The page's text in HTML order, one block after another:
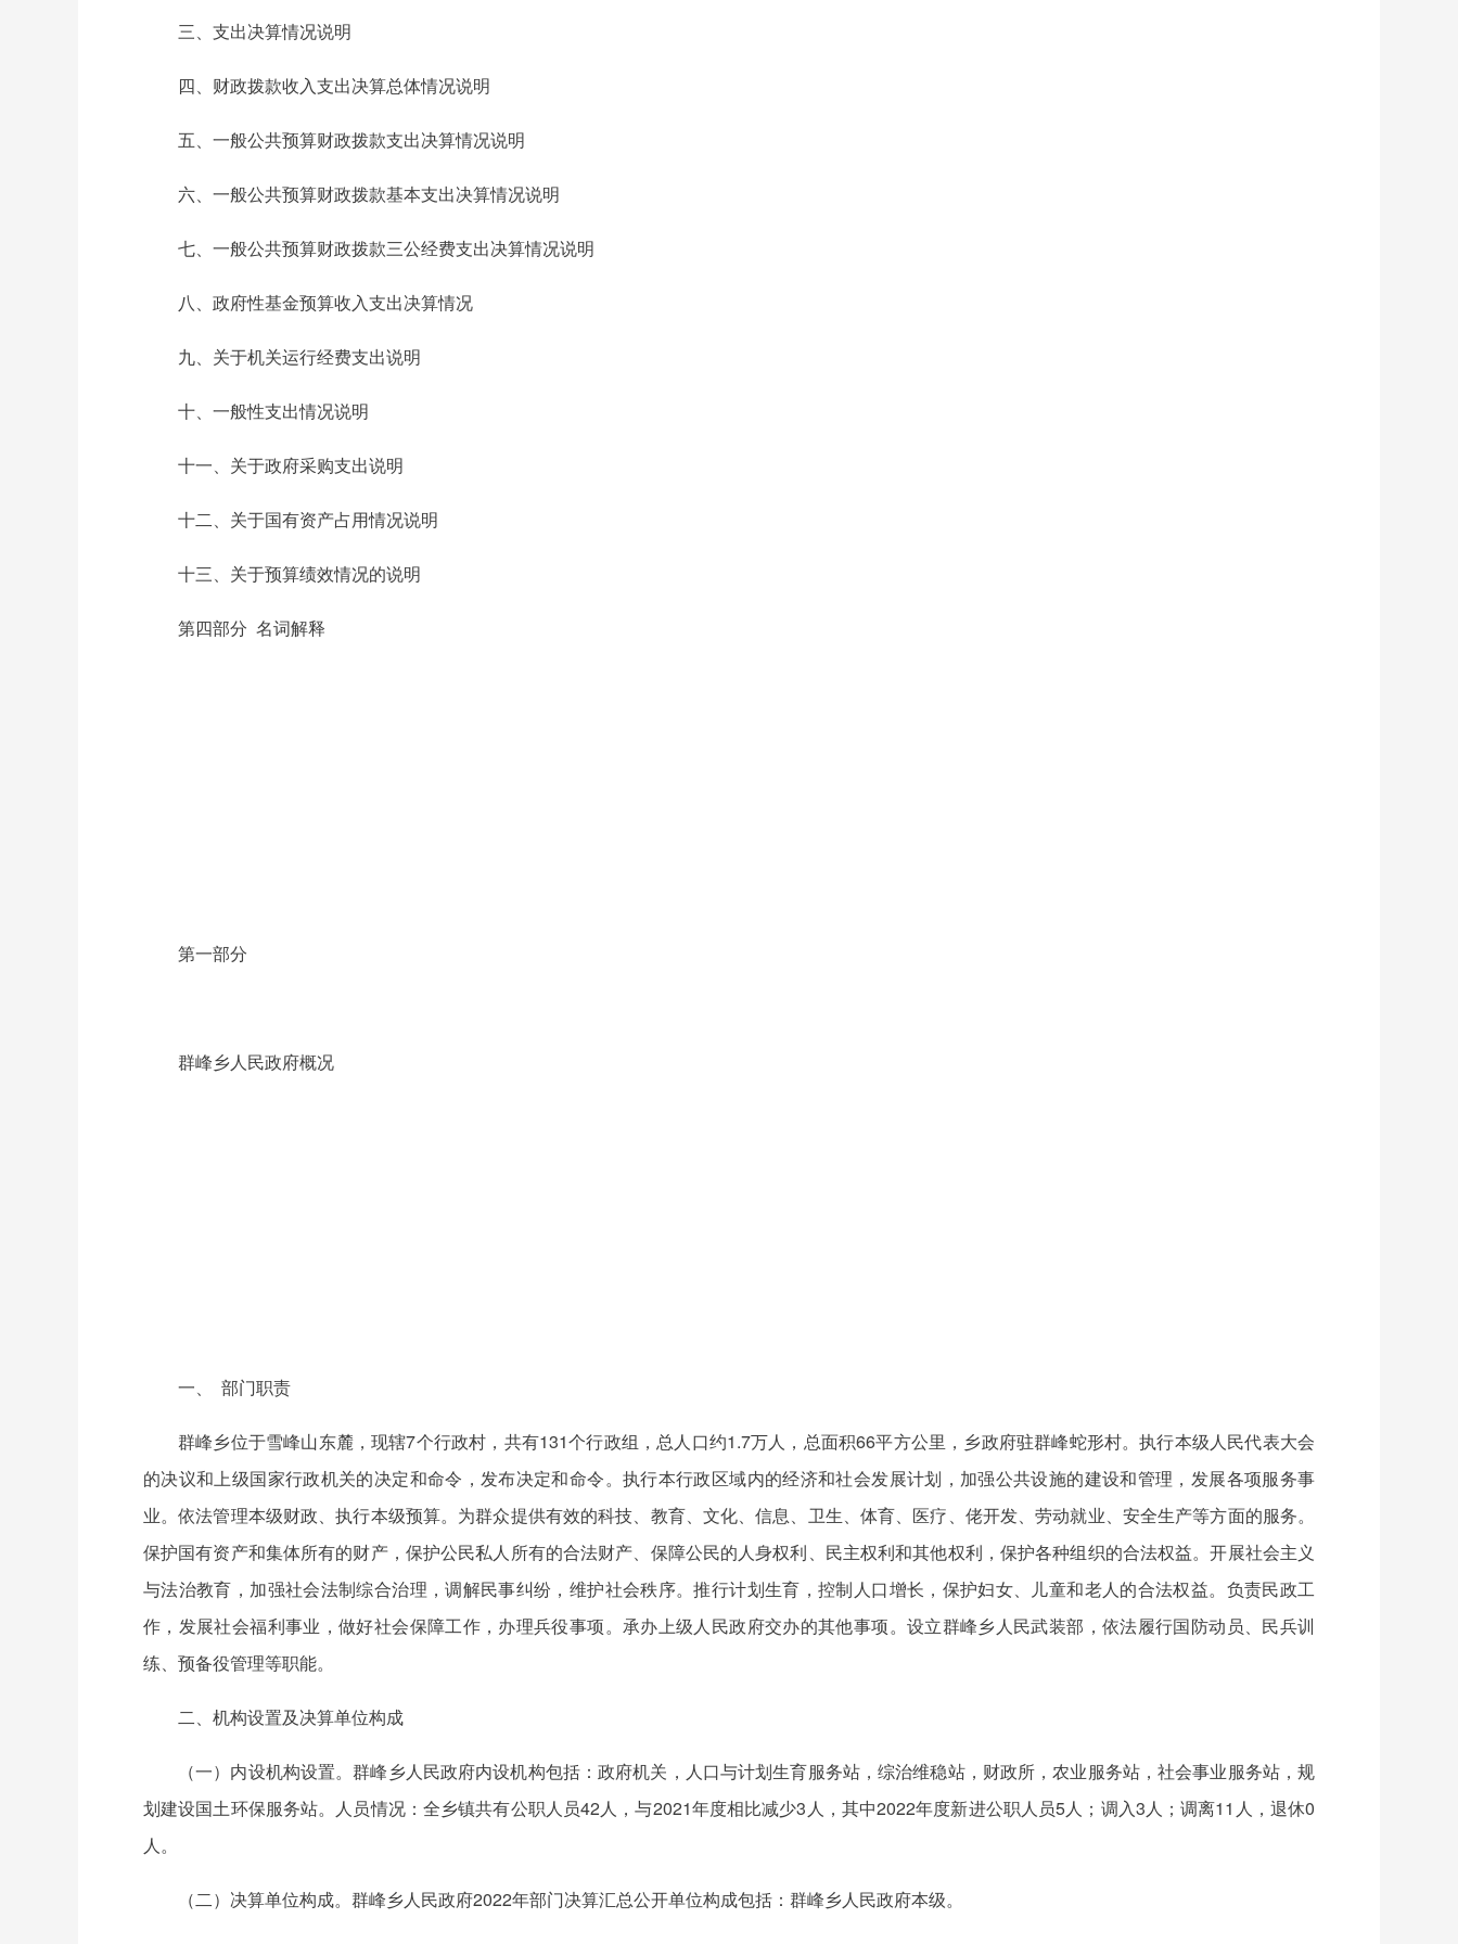
三、支出决算情况说明
四、财政拨款收入支出决算总体情况说明
五、一般公共预算财政拨款支出决算情况说明
六、一般公共预算财政拨款基本支出决算情况说明
七、一般公共预算财政拨款三公经费支出决算情况说明
八、政府性基金预算收入支出决算情况
九、关于机关运行经费支出说明
十、一般性支出情况说明
十一、关于政府采购支出说明
十二、关于国有资产占用情况说明
十三、关于预算绩效情况的说明
第四部分 名词解释
第一部分
群峰乡人民政府概况
一、 部门职责
群峰乡位于雪峰山东麓，现辖7个行政村，共有131个行政组，总人口约1.7万人，总面积66平方公里，乡政府驻群峰蛇形村。执行本级人民代表大会
的决议和上级国家行政机关的决定和命令，发布决定和命令。执行本行政区域内的经济和社会发展计划，加强公共设施的建设和管理，发展各项服务事
业。依法管理本级财政、执行本级预算。为群众提供有效的科技、教育、文化、信息、卫生、体育、医疗、佬开发、劳动就业、安全生产等方面的服务。
保护国有资产和集体所有的财产，保护公民私人所有的合法财产、保障公民的人身权利、民主权利和其他权利，保护各种组织的合法权益。开展社会主义
与法治教育，加强社会法制综合治理，调解民事纠纷，维护社会秩序。推行计划生育，控制人口增长，保护妇女、儿童和老人的合法权益。负责民政工
作，发展社会福利事业，做好社会保障工作，办理兵役事项。承办上级人民政府交办的其他事项。设立群峰乡人民武装部，依法履行国防动员、民兵训
练、预备役管理等职能。
二、机构设置及决算单位构成
（一）内设机构设置。群峰乡人民政府内设机构包括：政府机关，人口与计划生育服务站，综治维稳站，财政所，农业服务站，社会事业服务站，规
划建设国土环保服务站。人员情况：全乡镇共有公职人员42人，与2021年度相比减少3人，其中2022年度新进公职人员5人；调入3人；调离11人，退休0
人。
（二）决算单位构成。群峰乡人民政府2022年部门决算汇总公开单位构成包括：群峰乡人民政府本级。